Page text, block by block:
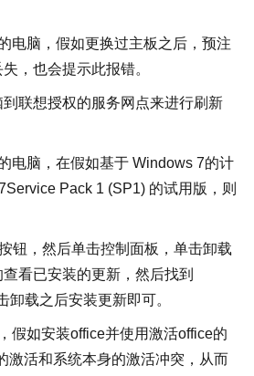
电脑，假如更换过主板之后，预注
，也会提示此报错。
联想授权的服务网点来进行刷新
电脑，在假如基于 Windows 7的计
Pack 1 (SP1) 的试用版，则
钮，然后单击控制面板，单击卸载
看已安装的更新，然后找到
卸载之后安装更新即可。
假如安装office并使用激活office的
激活和系统本身的激活冲突，从而